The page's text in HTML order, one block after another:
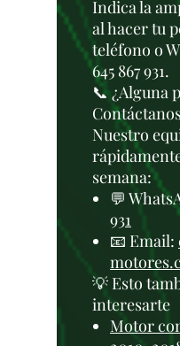
Indica la
al hacer tu
teléfono o
645 867 931.
📞 ¿Alguna
Nuestro
semana:
💬
931
📧 Email:
💡 Esto
interesarte
Motor